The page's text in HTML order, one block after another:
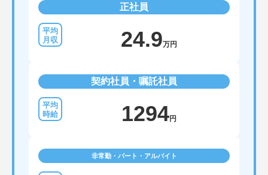
正社員
24.9万円
契約社員・嘱託社員
1294円
非常勤・パート・アルバイト